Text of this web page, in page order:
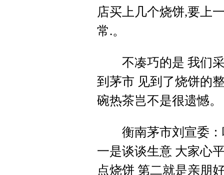
店买上几个烧饼,要上
常.。
不凑巧的是 我们采
到茅市 见到了烧饼的
碗热茶岂不是很遗憾。
衡南茅市刘宣委：
一是谈谈生意 大家心
点烧饼 第二就是亲朋